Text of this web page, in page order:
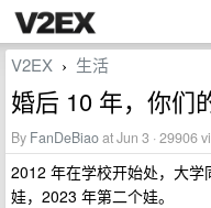
V2EX › 生活
婚后 10 年，你们
By FanDeBiaoat Jun 3 · 29906
2012 年在学校开始处，大
娃，2023 年第二个娃。